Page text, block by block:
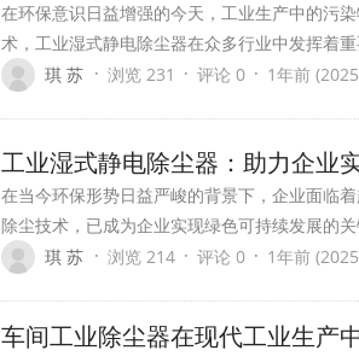
在环保意识日益增强的今天，工业生产中的污
术，工业湿式静电除尘器在众多行业中发挥着
琪 苏 · 浏览 231 · 评论 0 · 1年前
工业湿式静电除尘器：助力企业
在当今环保形势日益严峻的背景下，企业面临
除尘技术，已成为企业实现绿色可持续发展的关
琪 苏 · 浏览 214 · 评论 0 · 1年前
车间工业除尘器在现代工业生产